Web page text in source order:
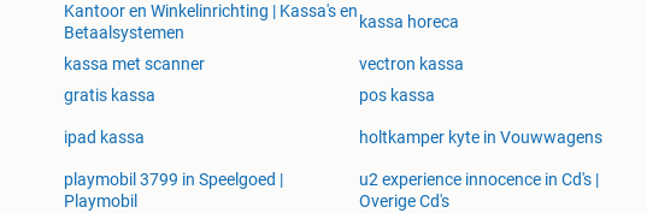
Kantoor en Winkelinrichting | Kassa's en
Betaalsystemen
kassa horeca
kassa met scanner vectron kassa
gratis kassa pos kassa
ipad kassa holtkamper kyte in Vouwwagens
playmobil 3799 in Speelgoed |
Playmobil
u2 experience innocence in Cd's |
Overige Cd's